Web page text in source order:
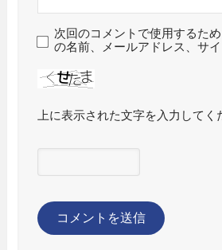
次回のコメントで使用するた
の名前、メールアドレス、サイ
上に表示された文字を入力してく